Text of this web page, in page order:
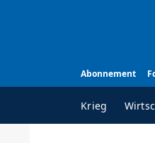
Abonnement
Krieg